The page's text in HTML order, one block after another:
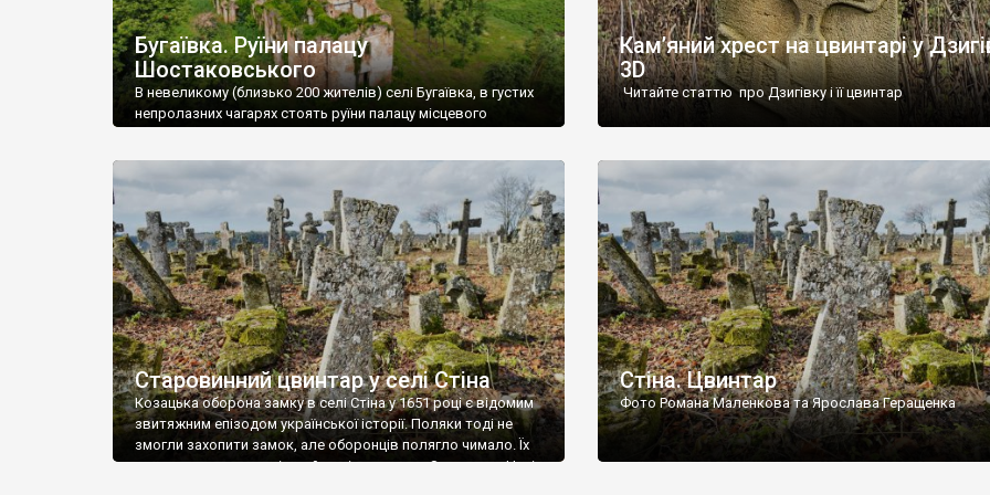
Бугаївка. Руїни палацу
Шостаковського
В невеликому (близько 200 жителів) селі Бугаївка, в густих
непролазних чагарях стоять руїни палацу місцевого
потім клуб, ще пізніше – гуртожиток. У 60-х роках минулого
століття тут розмістили туберкульозну лікарню. Коли із
палацу виїхала лікарня – ми точно не […]
Кам’яний хрест на цвинтарі у
3D
Читайте статтю про Дзигівку і її цвинтар
Старовинний цвинтар у селі Стіна
Козацька оборона замку в селі Стіна у 1651 році є відомим
звитяжним епізодом української історії. Поляки тоді не
змогли захопити замок, але оборонців полягло чимало. Їх
поховали на цвинтарі, який тоді називався Замковим. Нині
Стіна. Цвинтар
Фото Романа Маленкова та Ярослава Геращенка